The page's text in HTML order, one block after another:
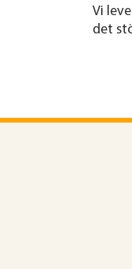
Vi
det